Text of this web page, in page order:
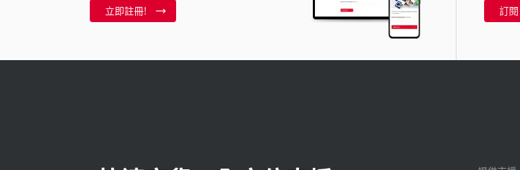
立即註冊! 訂閱